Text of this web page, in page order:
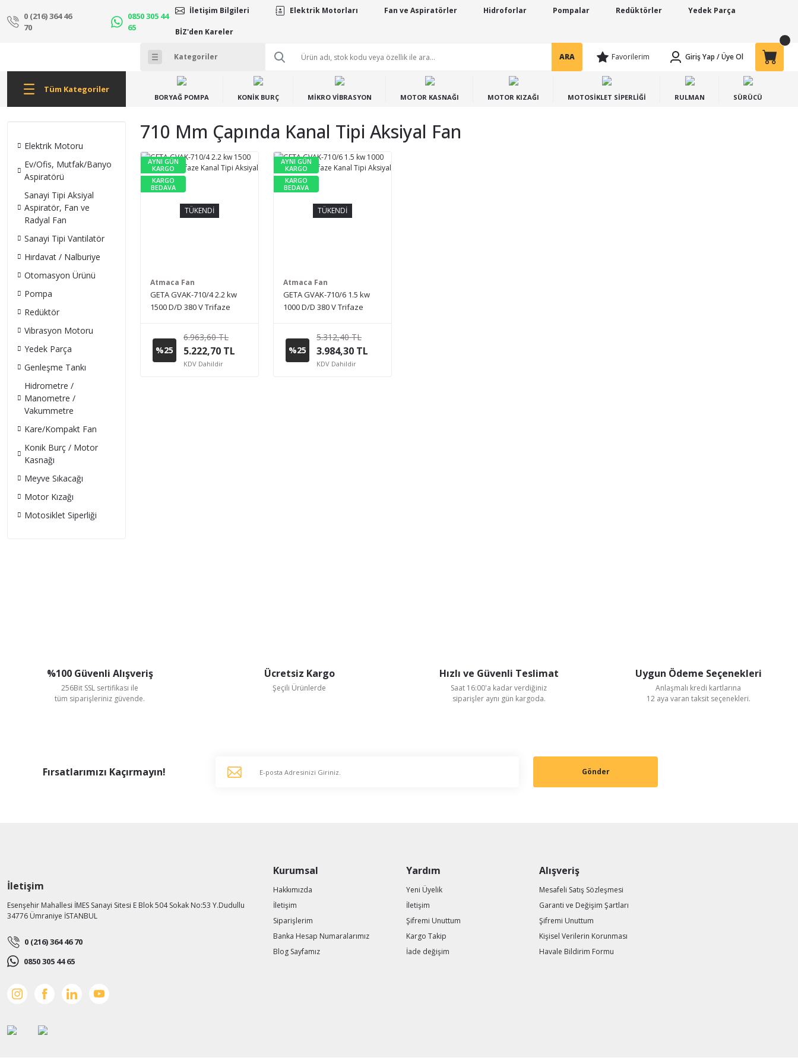
0 (216) 364 46
70
0850 305 44
65
İletişim Bilgileri Elektrik Motorları Fan ve Aspiratörler Hidroforlar Pompalar Redüktörler Yedek Parça
BİZ'den Kareler
ARA Favorilerim Giriş Yap /Üye Ol
Tüm Kategoriler
BORYAĞ POMPA KONİK BURÇ MİKRO VİBRASYON MOTOR KASNAĞI MOTOR KIZAĞI MOTOSİKLET SİPERLİĞİ RULMAN SÜRÜCÜ
Elektrik Motoru
Ev/Ofis, Mutfak/Banyo
Aspiratörü
Sanayi Tipi Aksiyal
Aspiratör, Fan ve
Radyal Fan
Sanayi Tipi Vantilatör
Hırdavat / Nalburiye
Otomasyon Ürünü
Pompa
Redüktör
Vibrasyon Motoru
Yedek Parça
Genleşme Tankı
Hidrometre /
Manometre /
Vakummetre
Kare/Kompakt Fan
Konik Burç / Motor
Kasnağı
Meyve Sıkacağı
Motor Kızağı
Motosiklet Siperliği
710 Mm Çapında Kanal Tipi Aksiyal Fan
TÜKENDİ
AYNI GÜN
KARGO
KARGO
BEDAVA
Atmaca Fan
GETA GVAK-710/4 2.2 kw
1500 D/D 380 V Trifaze
%25
6.963,60 TL
5.222,70 TL
KDV Dahildir
TÜKENDİ
AYNI GÜN
KARGO
KARGO
BEDAVA
Atmaca Fan
GETA GVAK-710/6 1.5 kw
1000 D/D 380 V Trifaze
%25
5.312,40 TL
3.984,30 TL
KDV Dahildir
%100 Güvenli Alışveriş
256Bit SSL sertifikası ile
tüm siparişleriniz güvende.
Ücretsiz Kargo
Şeçili Ürünlerde
Hızlı ve Güvenli Teslimat
Saat 16:00'a kadar verdiğiniz
siparişler aynı gün kargoda.
Uygun Ödeme Seçenekleri
Anlaşmalı kredi kartlarına
12 aya varan taksit seçenekleri.
Fırsatlarımızı Kaçırmayın! Gönder
İletişim
Esenşehir Mahallesi İMES Sanayi Sitesi E Blok 504 Sokak No:53 Y.Dudullu
34776 Ümraniye İSTANBUL
0 (216) 364 46 70
0850 305 44 65
Kurumsal
Hakkımızda
İletişim
Siparişlerim
Banka Hesap Numaralarımız
Blog Sayfamız
Yardım
Yeni Üyelik
İletişim
Şifremi Unuttum
Kargo Takip
İade değişim
Alışveriş
Mesafeli Satış Sözleşmesi
Garanti ve Değişim Şartları
Şifremi Unuttum
Kişisel Verilerin Korunması
Havale Bildirim Formu